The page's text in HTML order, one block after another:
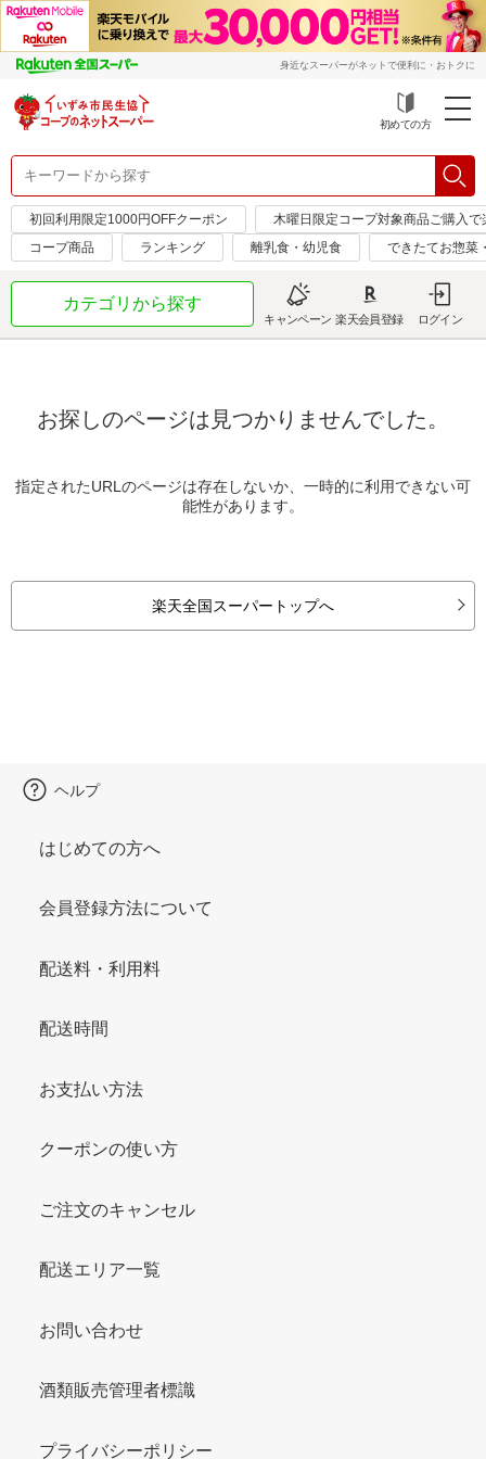
身近なスーパーがネットで便利に・おトクに
初めての方
初回利用限定1000円OFFクーポン
木曜日限定コープ対象商品ご購入
コープ商品
ランキング 離乳食・幼児食 できたてお惣菜
カテゴリから探す
キャンペーン 楽天会員登録 ログイン
お探しのページは見つかりませんでした。
指定されたURLのページは存在しないか、一時的に利用できない可
能性があります。
楽天全国スーパートップへ
ヘルプ
はじめての方へ
会員登録方法について
配送料・利用料
配送時間
お支払い方法
クーポンの使い方
ご注文のキャンセル
配送エリア一覧
お問い合わせ
酒類販売管理者標識
プライバシーポリシー